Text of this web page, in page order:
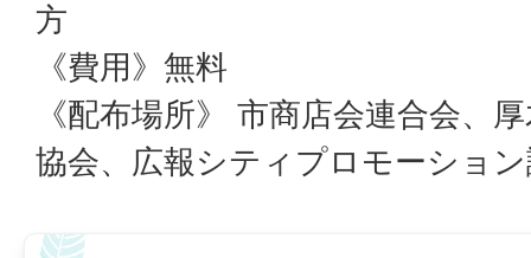
方
《費用》無料
《配布場所》 市商店会連合会、
協会、広報シティプロモーショ